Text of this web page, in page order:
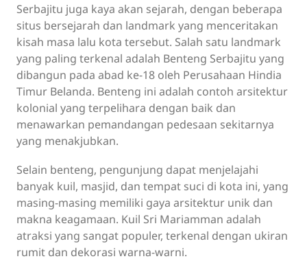
Serbajitu juga kaya akan sejarah, dengan beberapa
situs bersejarah dan landmark yang menceritakan
kisah masa lalu kota tersebut. Salah satu landmark
yang paling terkenal adalah Benteng Serbajitu yang
dibangun pada abad ke-18 oleh Perusahaan Hindia
Timur Belanda. Benteng ini adalah contoh arsitektur
kolonial yang terpelihara dengan baik dan
menawarkan pemandangan pedesaan sekitarnya
yang menakjubkan.
Selain benteng, pengunjung dapat menjelajahi
banyak kuil, masjid, dan tempat suci di kota ini, yang
masing-masing memiliki gaya arsitektur unik dan
makna keagamaan. Kuil Sri Mariamman adalah
atraksi yang sangat populer, terkenal dengan ukiran
rumit dan dekorasi warna-warni.